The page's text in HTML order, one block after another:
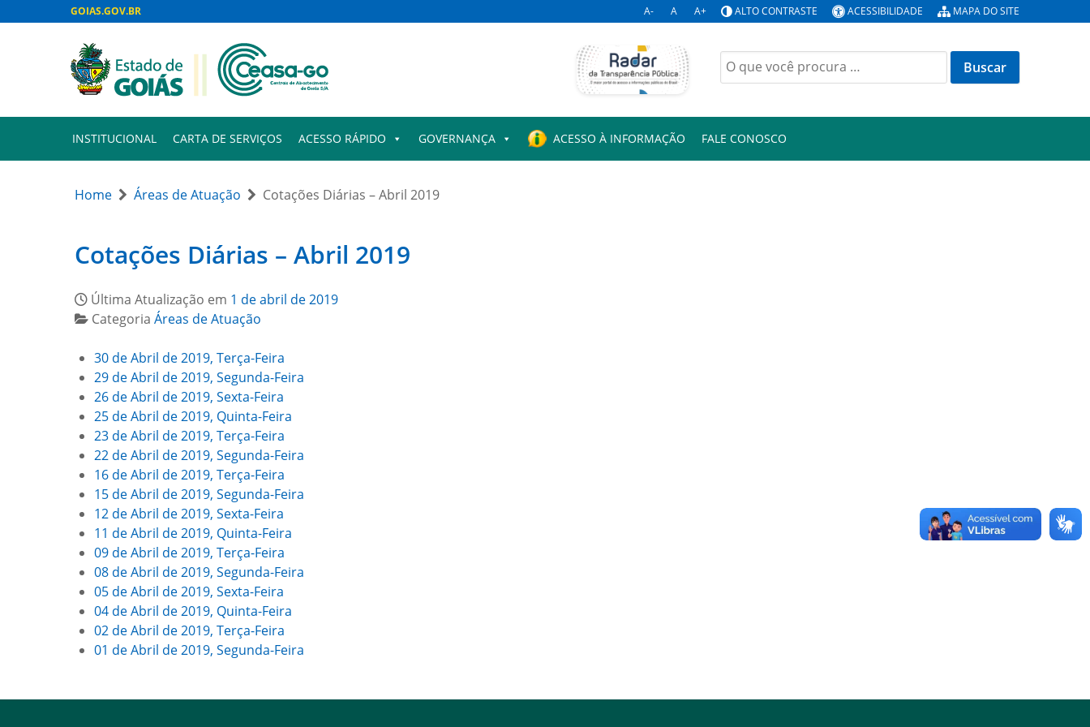
GOIAS.GOV.BR A- A A+ ALTO CONTRASTE ACESSIBILIDADE MAPA DO SITE
Buscar
por:
INSTITUCIONAL CARTA DE SERVIÇOS ACESSO RÁPIDO GOVERNANÇA ACESSO À INFORMAÇÃO FALE CONOSCO
Home Áreas de Atuação Cotações Diárias – Abril 2019
Cotações Diárias – Abril 2019
Última Atualização em 1 de abril de 2019
Categoria Áreas de Atuação
30 de Abril de 2019, Terça-Feira
29 de Abril de 2019, Segunda-Feira
26 de Abril de 2019, Sexta-Feira
25 de Abril de 2019, Quinta-Feira
23 de Abril de 2019, Terça-Feira
22 de Abril de 2019, Segunda-Feira
16 de Abril de 2019, Terça-Feira
15 de Abril de 2019, Segunda-Feira
12 de Abril de 2019, Sexta-Feira
11 de Abril de 2019, Quinta-Feira
09 de Abril de 2019, Terça-Feira
08 de Abril de 2019, Segunda-Feira
05 de Abril de 2019, Sexta-Feira
04 de Abril de 2019, Quinta-Feira
02 de Abril de 2019, Terça-Feira
01 de Abril de 2019, Segunda-Feira